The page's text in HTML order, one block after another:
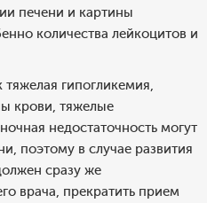
печени и картины
количества лейкоцитов и
гипогликемия,
крови, тяжелые
недостаточность могут
поэтому в случае развития
сразу же
врача, прекратить прием